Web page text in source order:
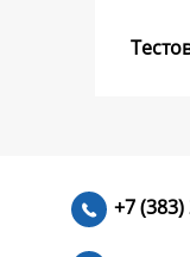
+7